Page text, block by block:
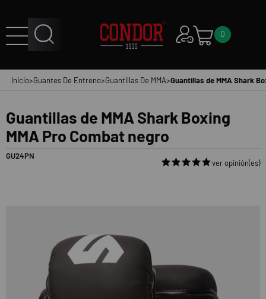
0
Inicio>Guantes De Entreno>Guantillas De MMA>Guantillas de MMA Shark
Guantillas de MMA Shark Boxing
MMA Pro Combat negro
GU24PN
ver opinión(es)